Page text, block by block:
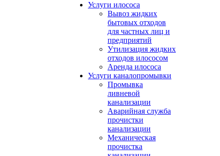
Услуги илососа
Вывоз жидких
бытовых отходов
для частных лиц и
предприятий
Утилизация жидких
отходов илососом
Аренда илососа
Услуги каналопромывки
Промывка
ливневой
канализации
Аварийная служба
прочистки
канализации
Механическая
прочистка